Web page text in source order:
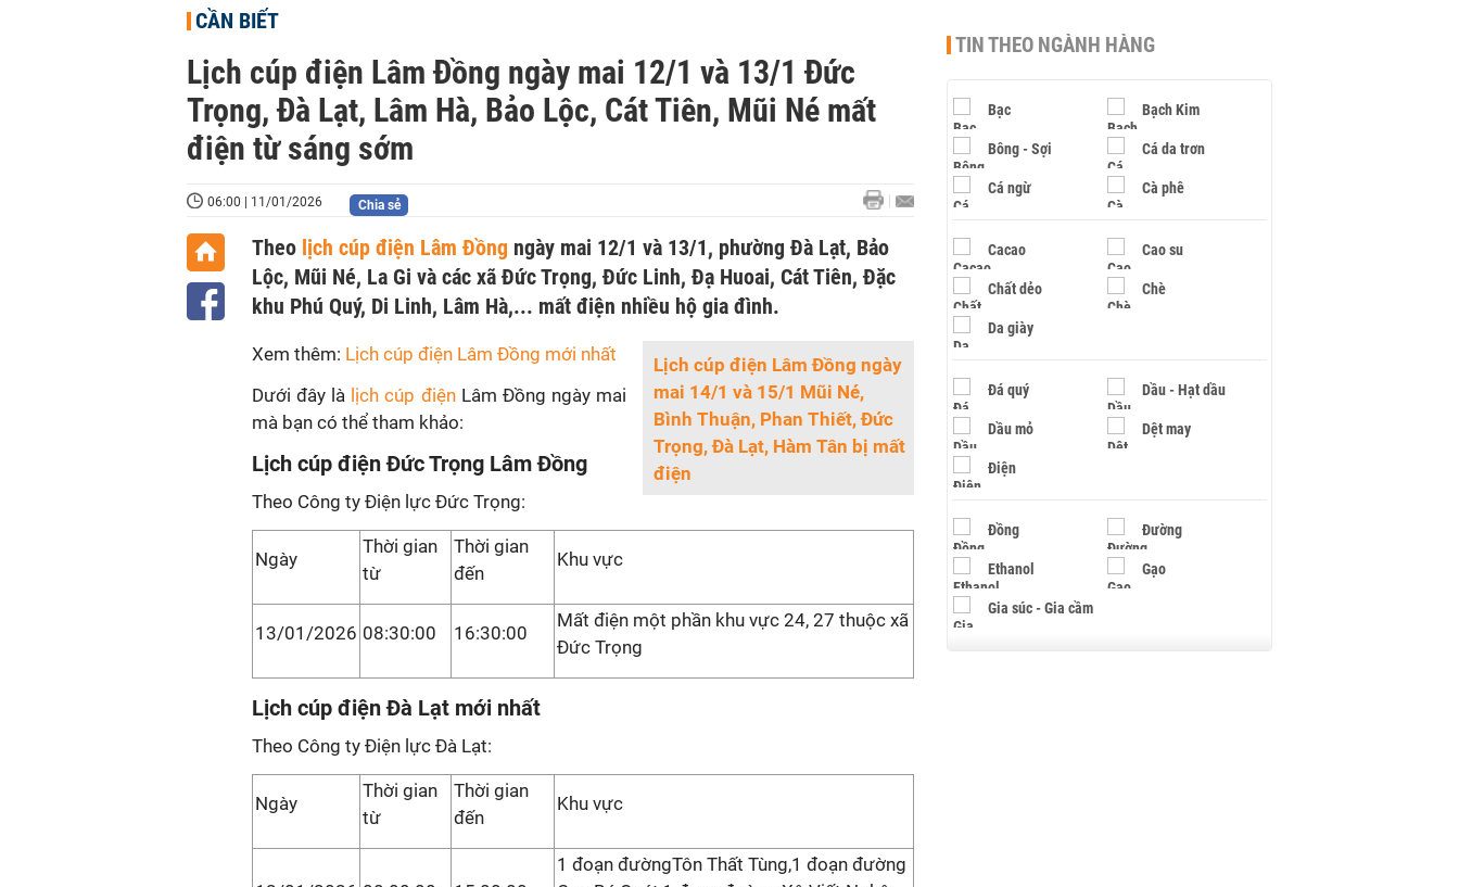
CẦN BIẾT
Lịch cúp điện Lâm Đồng ngày mai 12/1 và 13/1 Đức
Trọng, Đà Lạt, Lâm Hà, Bảo Lộc, Cát Tiên, Mũi Né mất
điện từ sáng sớm
06:00 | 11/01/2026 Chia sẻ
Theo lịch cúp điện Lâm Đồng ngày mai 12/1 và 13/1, phường Đà Lạt, Bảo
Lộc, Mũi Né, La Gi và các xã Đức Trọng, Đức Linh, Đạ Huoai, Cát Tiên, Đặc
khu Phú Quý, Di Linh, Lâm Hà,... mất điện nhiều hộ gia đình.
Lịch cúp điện Lâm Đồng ngày
mai 14/1 và 15/1 Mũi Né,
Bình Thuận, Phan Thiết, Đức
Trọng, Đà Lạt, Hàm Tân bị mất
điện
Xem thêm: Lịch cúp điện Lâm Đồng mới nhất
Dưới đây là lịch cúp điệnLâm Đồng ngày mai
mà bạn có thể tham khảo:
Lịch cúp điện Đức Trọng Lâm Đồng
Theo Công ty Điện lực Đức Trọng:
Ngày
Thời gian
từ
Thời gian
đến
Khu vực
13/01/2026 08:30:00 16:30:00
Mất điện một phần khu vực 24, 27 thuộc xã
Đức Trọng
Lịch cúp điện Đà Lạt mới nhất
Theo Công ty Điện lực Đà Lạt:
Ngày
Thời gian
từ
Thời gian
đến
Khu vực
1 đoạn đườngTôn Thất Tùng,1 đoạn đường
TIN THEO NGÀNH HÀNG
Bạc Bạch Kim
Bông - Sợi Cá da trơn
Cá ngừ Cà phê
Cacao Cao su
Chất dẻo Chè
Da giày
Đá quý Dầu - Hạt dầu
Dầu mỏ Dệt may
Điện
Đồng Đường
Ethanol Gạo
Gia súc - Gia cầm